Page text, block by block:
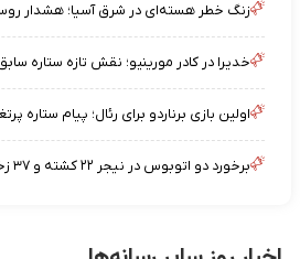
زنگ خطر هسته‌ای در شرق آسیا؛ هشدار
خدیرا در کادر مورینیو؛ نقش تازه ستاره
اولین بازی برناردو برای رئال؛ پیام ستاره
برخورد دو اتوبوس در نیجر ۲۲ کشته و ۳۷ زخمی برجا گذاشت